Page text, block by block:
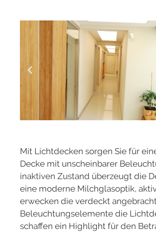
Mit Lichtdecken sorgen Sie für
Decke mit unscheinbarer
inaktiven Zustand überzeugt die
eine moderne Milchglasoptik,
erwecken die verdeckt
Beleuchtungselemente die
schaffen ein Highlight für den